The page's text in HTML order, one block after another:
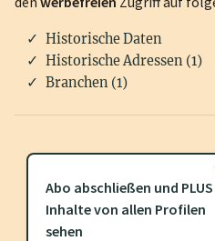
Für dieses Profil gibt es zusätzliche
frei oder loggen Sie sich ein um
Historische Daten
Historische Adressen (1)
Branchen (1)
Abo abschließen und PLUS
Inhalte von allen Profilen
sehen